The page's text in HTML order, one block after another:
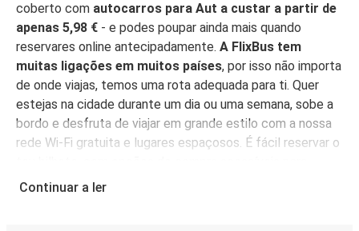
coberto com autocarros para Aut a custar a partir de
apenas 5,98 € - e podes poupar ainda mais quando
reservares online antecipadamente. A FlixBus tem
muitas ligações em muitos países, por isso não importa
de onde viajas, temos uma rota adequada para ti. Quer
estejas na cidade durante um dia ou uma semana, sobe a
bordo e desfruta de viajar em grande estilo com a nossa
rede Wi-Fi gratuita e lugares espaçosos. É fácil reservar o
todos.Reserva online, pessoalmente num ponto de
Continuar a ler